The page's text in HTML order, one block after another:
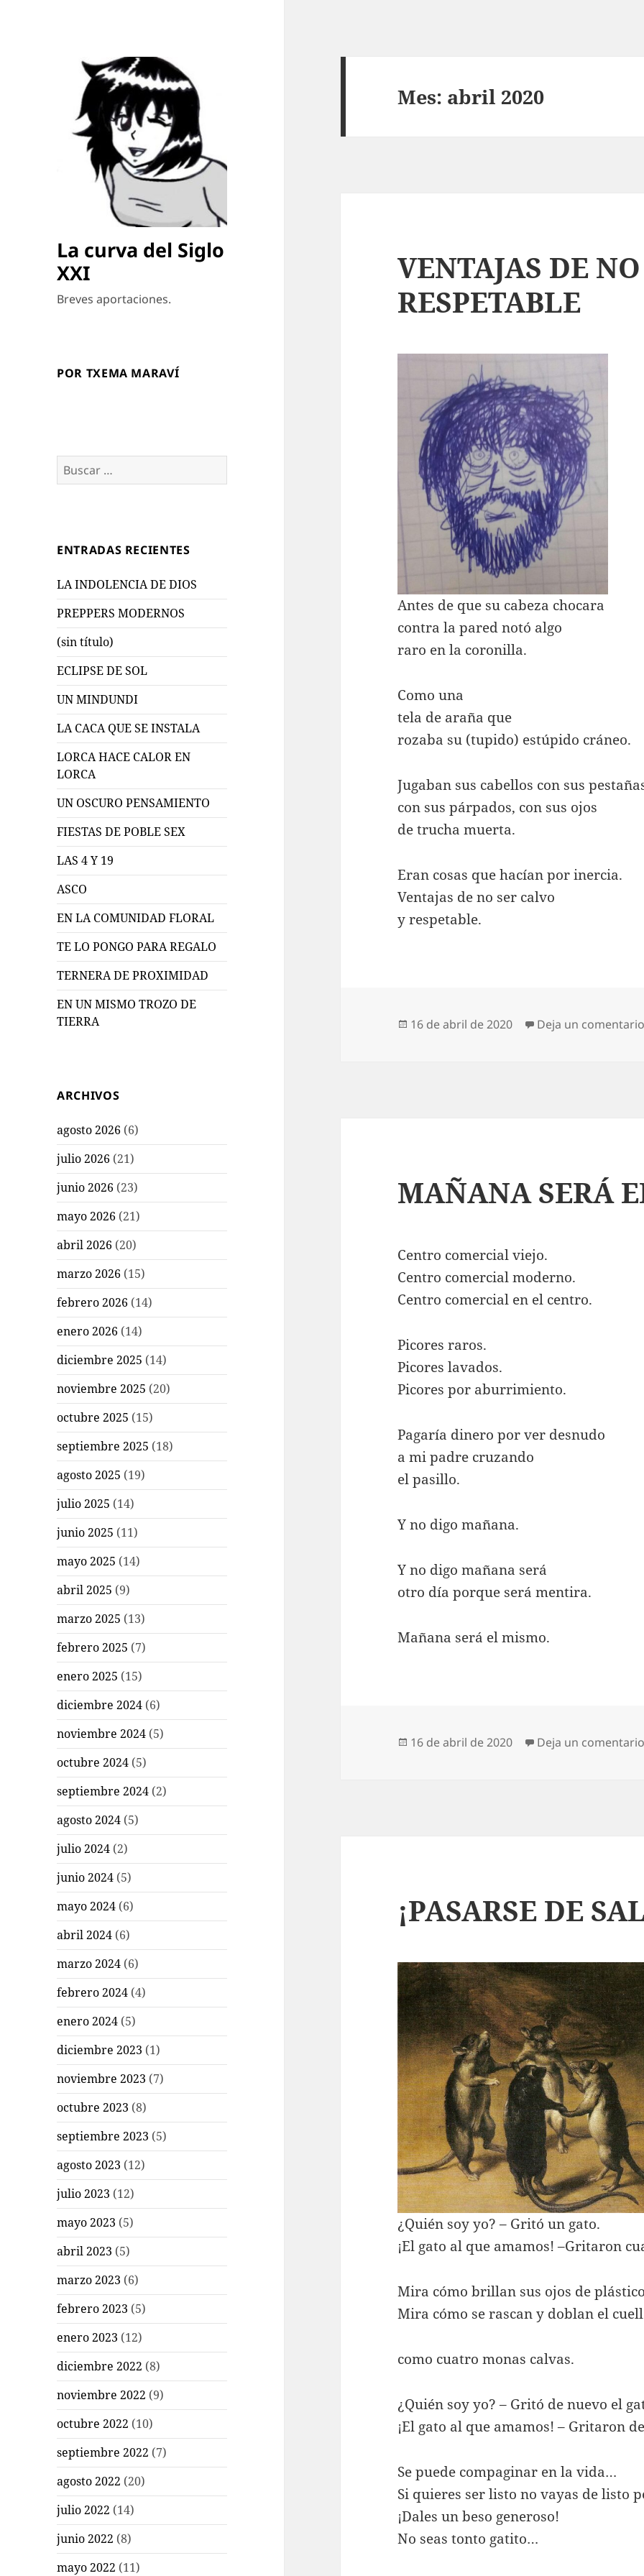
La curva del Siglo
XXI
Breves aportaciones.
POR TXEMA MARAVÍ
Buscar:
ENTRADAS RECIENTES
LA INDOLENCIA DE DIOS
PREPPERS MODERNOS
(sin título)
ECLIPSE DE SOL
UN MINDUNDI
LA CACA QUE SE INSTALA
LORCA HACE CALOR EN
LORCA
UN OSCURO PENSAMIENTO
FIESTAS DE POBLE SEX
LAS 4 Y 19
ASCO
EN LA COMUNIDAD FLORAL
TE LO PONGO PARA REGALO
TERNERA DE PROXIMIDAD
EN UN MISMO TROZO DE
TIERRA
ARCHIVOS
agosto 2026 (6)
julio 2026 (21)
junio 2026 (23)
mayo 2026 (21)
abril 2026 (20)
marzo 2026 (15)
febrero 2026 (14)
enero 2026 (14)
diciembre 2025 (14)
noviembre 2025 (20)
octubre 2025 (15)
septiembre 2025 (18)
agosto 2025 (19)
julio 2025 (14)
junio 2025 (11)
mayo 2025 (14)
abril 2025 (9)
marzo 2025 (13)
febrero 2025 (7)
enero 2025 (15)
diciembre 2024 (6)
noviembre 2024 (5)
octubre 2024 (5)
septiembre 2024 (2)
agosto 2024 (5)
julio 2024 (2)
junio 2024 (5)
mayo 2024 (6)
abril 2024 (6)
marzo 2024 (6)
febrero 2024 (4)
enero 2024 (5)
diciembre 2023 (1)
noviembre 2023 (7)
octubre 2023 (8)
septiembre 2023 (5)
agosto 2023 (12)
julio 2023 (12)
mayo 2023 (5)
abril 2023 (5)
marzo 2023 (6)
febrero 2023 (5)
enero 2023 (12)
diciembre 2022 (8)
noviembre 2022 (9)
octubre 2022 (10)
septiembre 2022 (7)
agosto 2022 (20)
julio 2022 (14)
junio 2022 (8)
mayo 2022 (11)
Mes: abril 2020
VENTAJAS DE
RESPETABLE
Antes de que su cabeza chocara
contra la pared notó algo
raro en la coronilla.
Como una
tela de araña que
rozaba su (tupido) estúpido cráneo.
Jugaban sus cabellos con sus
con sus párpados, con sus ojos
de trucha muerta.
Eran cosas que hacían por inercia.
Ventajas de no ser calvo
y respetable.
Publicado
16 de abril de 2020 Deja un
MAÑANA SERÁ
Centro comercial viejo.
Centro comercial moderno.
Centro comercial en el centro.
Picores raros.
Picores lavados.
Picores por aburrimiento.
Pagaría dinero por ver desnudo
a mi padre cruzando
el pasillo.
Y no digo mañana.
Y no digo mañana será
otro día porque será mentira.
Mañana será el mismo.
Publicado
16 de abril de 2020 Deja un
¡PASARSE DE
¿Quién soy yo? – Gritó un gato.
¡El gato al que amamos! –Gritaron
Mira cómo brillan sus ojos de
Mira cómo se rascan y doblan el
como cuatro monas calvas.
¿Quién soy yo? – Gritó de nuevo el
¡El gato al que amamos! – Gritaron
Se puede compaginar en la vida…
Si quieres ser listo no vayas de listo
¡Dales un beso generoso!
No seas tonto gatito…